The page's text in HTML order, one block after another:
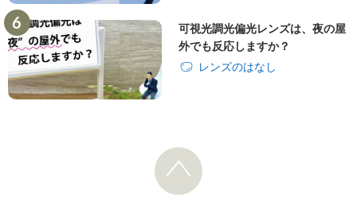
可視光調光偏光レンズは、夜の屋
外でも反応しますか？
レンズのはなし